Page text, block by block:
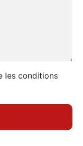
les conditions